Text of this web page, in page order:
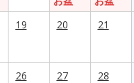
19 20 21
26 27 28